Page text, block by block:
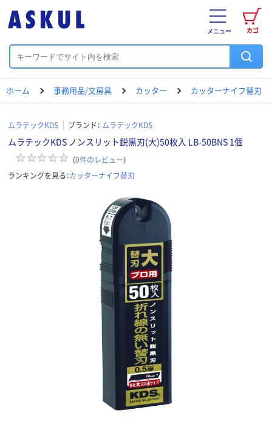
カゴ
メニュー
ホーム 事務用品/文房具 カッター カッターナイフ替刃
ムラテックKDS ブランド： ムラテックKDS
ムラテックKDS ノンスリット鋭黒刃(大)50枚入 LB-50BNS 1個
（0件のレビュー）
ランキングを見る：カッターナイフ替刃